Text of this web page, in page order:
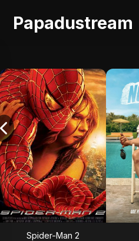
Papadustream
Spider-Man 2